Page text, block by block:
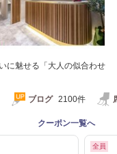
に魅せる「大人の似合わせ
ブログ 2100件
クーポン一覧へ
全員